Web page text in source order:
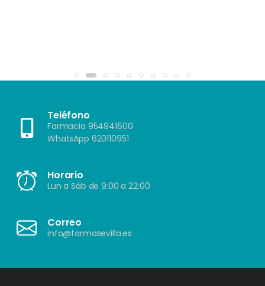
Teléfono
Farmacia 954941600
WhatsApp 620110951
Horario
Lun a Sáb de 9:00 a 22:00
Correo
info@farmasevilla.es